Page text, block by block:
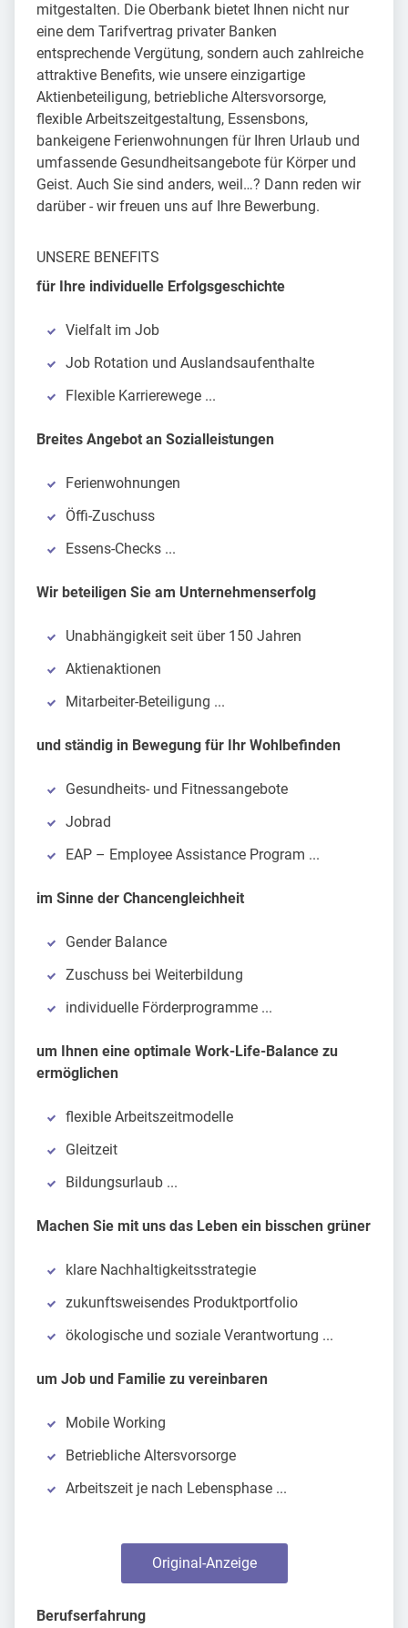
mitgestalten. Die Oberbank bietet Ihnen nicht nur
eine dem Tarifvertrag privater Banken
entsprechende Vergütung, sondern auch zahlreiche
attraktive Benefits, wie unsere einzigartige
Aktienbeteiligung, betriebliche Altersvorsorge,
flexible Arbeitszeitgestaltung, Essensbons,
bankeigene Ferienwohnungen für Ihren Urlaub und
umfassende Gesundheitsangebote für Körper und
Geist. Auch Sie sind anders, weil…? Dann reden wir
darüber - wir freuen uns auf Ihre Bewerbung.
UNSERE BENEFITS
für Ihre individuelle Erfolgsgeschichte
Vielfalt im Job
Job Rotation und Auslandsaufenthalte
Flexible Karrierewege ...
Breites Angebot an Sozialleistungen
Ferienwohnungen
Öffi-Zuschuss
Essens-Checks ...
Wir beteiligen Sie am Unternehmenserfolg
Unabhängigkeit seit über 150 Jahren
Aktienaktionen
Mitarbeiter-Beteiligung ...
und ständig in Bewegung für Ihr Wohlbefinden
Gesundheits- und Fitnessangebote
Jobrad
EAP – Employee Assistance Program ...
im Sinne der Chancengleichheit
Gender Balance
Zuschuss bei Weiterbildung
individuelle Förderprogramme ...
um Ihnen eine optimale Work-Life-Balance zu
ermöglichen
flexible Arbeitszeitmodelle
Gleitzeit
Bildungsurlaub ...
Machen Sie mit uns das Leben ein bisschen grüner
klare Nachhaltigkeitsstrategie
zukunftsweisendes Produktportfolio
ökologische und soziale Verantwortung ...
um Job und Familie zu vereinbaren
Mobile Working
Betriebliche Altersvorsorge
Arbeitszeit je nach Lebensphase ...
Original-Anzeige
Berufserfahrung